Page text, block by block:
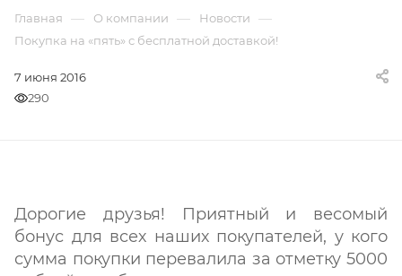
Главная — О компании — Новости —
Покупка на «пять» с бесплатной доставкой!
7 июня 2016
290
Дорогие друзья! Приятный и весомый
бонус для всех наших покупателей, у кого
сумма покупки перевалила за отметку 5000